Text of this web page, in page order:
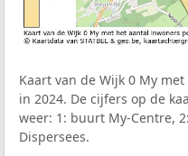
Kaart van de Wijk 0 My
in 2024. De cijfers op de
weer: 1: buurt My-Centre,
Dispersees.